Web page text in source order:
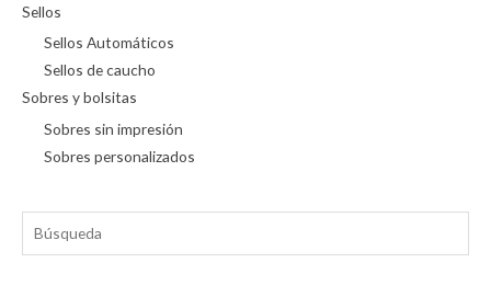
Sellos
Sellos Automáticos
Sellos de caucho
Sobres y bolsitas
Sobres sin impresión
Sobres personalizados
Búsqueda